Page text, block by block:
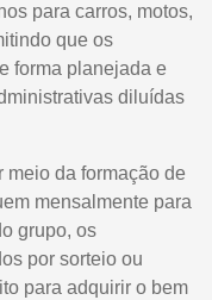
para carros, motos,
que os
forma planejada e
diluídas
meio da formação de
mensalmente para
grupo, os
por sorteio ou
para adquirir o bem